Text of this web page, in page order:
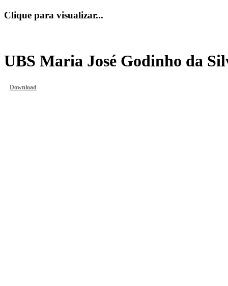
Clique para visualizar...
UBS Maria José Godinho da
Download